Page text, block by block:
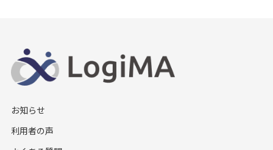
お知らせ
利用者の声